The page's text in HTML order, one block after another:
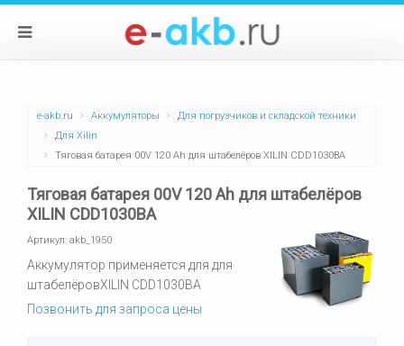
e-akb.ru Аккумуляторы
Для погрузчиков и складской техники
Для Xilin
Тяговая батарея 00V 120 Ah для штабелёров XILIN CDD1030BA
Тяговая батарея 00V 120 Ah для штабелёров
XILIN CDD1030BA
Артикул: akb_1950
Аккумулятор применяется для для
штабелёровXILIN CDD1030BA
Позвонить для запроса цены